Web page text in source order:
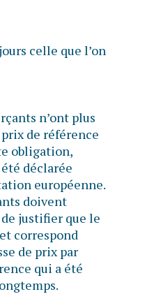
celle que l’on
n’ont plus
de référence
obligation,
déclarée
européenne.
doivent
justifier que le
correspond
de prix par
qui a été